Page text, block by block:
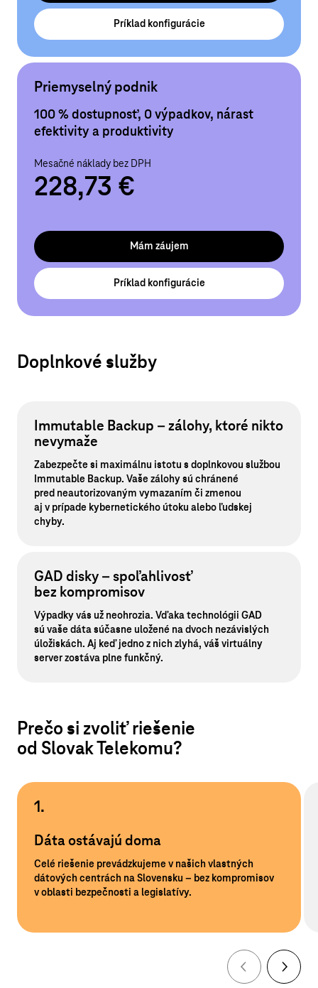
Príklad konfigurácie
Priemyselný podnik
100 % dostupnosť, 0 výpadkov, nárast
efektivity a produktivity
Mesačné náklady bez DPH
228,73 €
Mám záujem
Príklad konfigurácie
Doplnkové služby
Immutable Backup – zálohy, ktoré nikto
nevymaže
Zabezpečte si maximálnu istotu s doplnkovou službou
Immutable Backup. Vaše zálohy sú chránené
pred neautorizovaným vymazaním či zmenou
aj v prípade kybernetického útoku alebo ľudskej
chyby.
GAD disky – spoľahlivosť
bez kompromisov
Výpadky vás už neohrozia. Vďaka technológii GAD
sú vaše dáta súčasne uložené na dvoch nezávislých
úložiskách. Aj keď jedno z nich zlyhá, váš virtuálny
server zostáva plne funkčný.
Prečo si zvoliť riešenie
od Slovak Telekomu?
1.
Dáta ostávajú doma
Celé riešenie prevádzkujeme v našich vlastných
dátových centrách na Slovensku – bez kompromisov
v oblasti bezpečnosti a legislatívy.